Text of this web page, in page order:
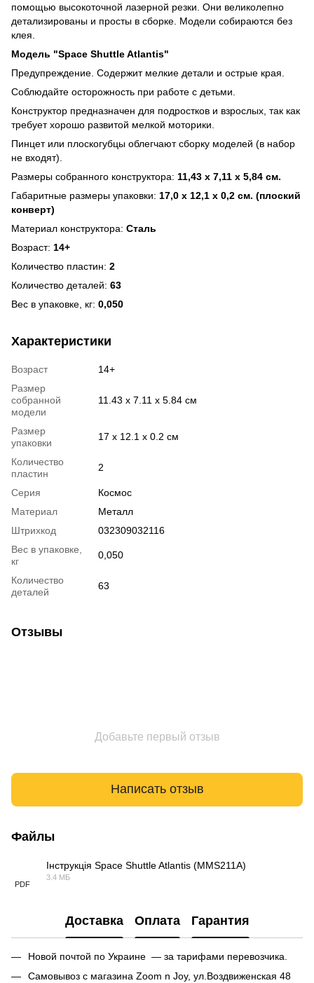
помощью высокоточной лазерной резки. Они великолепно
детализированы и просты в сборке. Модели собираются без
клея.
Модель "Space Shuttle Atlantis"
Предупреждение. Содержит мелкие детали и острые края.
Соблюдайте осторожность при работе с детьми.
Конструктор предназначен для подростков и взрослых, так как
требует хорошо развитой мелкой моторики.
Пинцет или плоскогубцы облегчают сборку моделей (в набор
не входят).
Размеры собранного конструктора: 11,43 x 7,11 x 5,84 см.
Габаритные размеры упаковки: 17,0 х 12,1 х 0,2 см. (плоский
конверт)
Материал конструктора: Сталь
Возраст: 14+
Количество пластин: 2
Количество деталей: 63
Вес в упаковке, кг: 0,050
Характеристики
Возраст
14+
Размер
собранной
модели
11.43 x 7.11 x 5.84 см
Размер
упаковки
17 х 12.1 х 0.2 см
Количество
пластин
2
Серия
Космос
Материал
Металл
Штрихкод
032309032116
Вес в упаковке,
кг
0,050
Количество
деталей
63
Отзывы
Добавьте первый отзыв
Написать отзыв
Файлы
PDF
Інструкція Space Shuttle Atlantis (MMS211A)
3.4 МБ
Доставка Оплата Гарантия
Новой почтой по Украине — за тарифами перевозчика.
Самовывоз с магазина Zoom n Joy, ул.Воздвиженская 48